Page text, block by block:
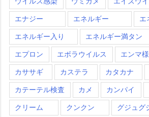
エナジー エネルギー エ
エネルギー入り エネルギー満タン
エプロン エボラウイルス エンマ様
カササギ カステラ カタカナ
カテーテル検査 カメ カンパイ
クリーム クンクン グジュグ